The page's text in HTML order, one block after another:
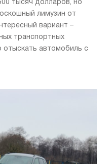
тысяч долларов, но
лимузин от
вариант –
транспортных
автомобиль с